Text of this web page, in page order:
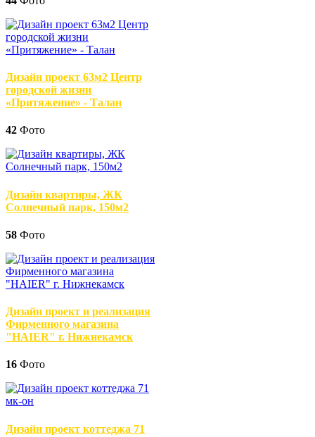
Дизайн проект 63м2 Центр
городской жизни
«Притяжение» - Талан
42 Фото
Дизайн квартиры, ЖК
Солнечный парк, 150м2
58 Фото
Дизайн проект и реализация
Фирменного магазина
"HAIER" г. Нижнекамск
16 Фото
Дизайн проект коттеджа 71